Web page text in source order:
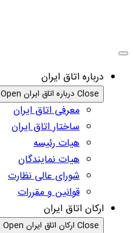
درباره اتاق ایران
Close درباره اتاق ایران Open درباره اتاق ایران
معرفی اتاق ایران
ساختار اتاق ایران
هیات رئیسه
هیات نمایندگان
شورای عالی نظارت
قوانین و مقررات
ارکان اتاق ایران
Close ارکان اتاق ایران Open ارکان اتاق ایران